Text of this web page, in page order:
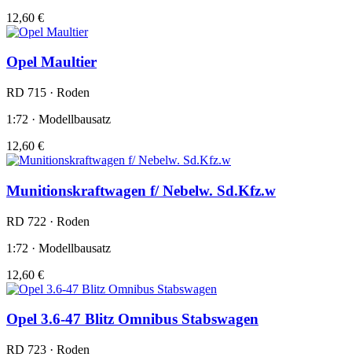
12,60 €
Opel Maultier
RD 715 · Roden
1:72 · Modellbausatz
12,60 €
Munitionskraftwagen f/ Nebelw. Sd.Kfz.w
RD 722 · Roden
1:72 · Modellbausatz
12,60 €
Opel 3.6-47 Blitz Omnibus Stabswagen
RD 723 · Roden